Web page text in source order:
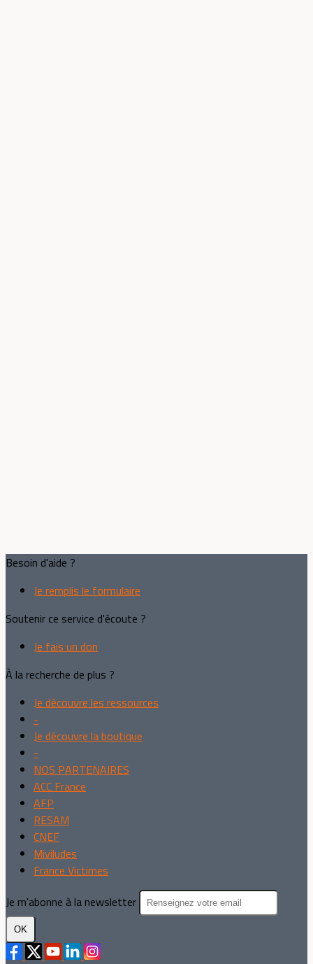
Besoin d'aide ?
Je remplis le formulaire
Soutenir ce service d'écoute ?
Je fais un don
À la recherche de plus ?
Je découvre les ressources
-
Je découvre la boutique
-
NOS PARTENAIRES
ACC France
AFP
RESAM
CNEF
Miviludes
France Victimes
Je m'abonne à la newsletter
OK